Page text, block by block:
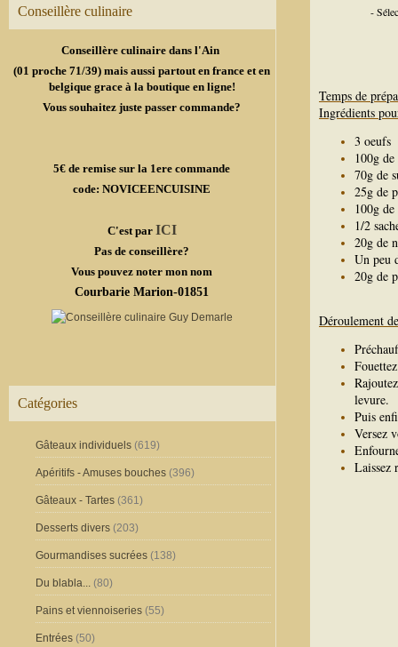
Conseillère culinaire
Conseillère culinaire dans l'Ain
(01 proche 71/39) mais aussi partout en france et en
belgique grace à la boutique en ligne!
Vous souhaitez juste passer commande?
5€ de remise sur la 1ere commande
code: NOVICEENCUISINE
C'est par ICI
Pas de conseillère?
Vous pouvez noter mon nom
Courbarie Marion-01851
Catégories
Gâteaux individuels (619)
Apéritifs - Amuses bouches (396)
Gâteaux - Tartes (361)
Desserts divers (203)
Gourmandises sucrées (138)
Du blabla... (80)
Pains et viennoiseries (55)
Entrées (50)
-
Temps de
Ingrédients
3 oeufs
100g
70g de
25g de
100g
1/2
20g de
Un peu
20g de
Déroulement
levure.
Puis
Versez
Laissez